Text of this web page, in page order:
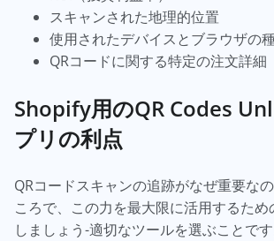
スキャンされた地理的位置
使用されたデバイスとブラウザの
QRコードに関する特定の注文詳細
Shopify用のQR Codes
プリの利点
QRコードスキャンの追跡がなぜ重要な
ころで、この力を最大限に活用するため
しましょう-適切なツールを選ぶことで